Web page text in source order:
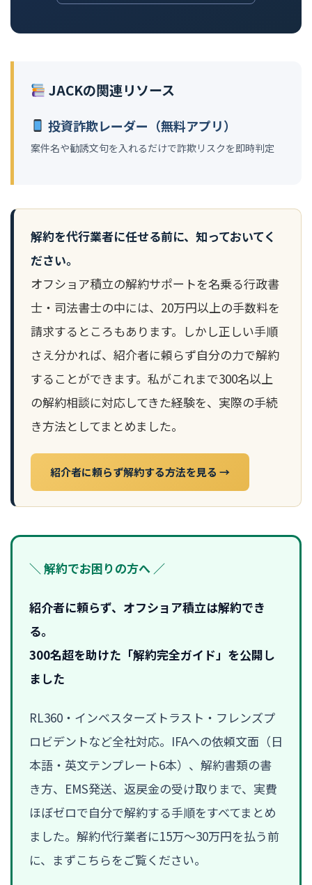
JACKの関連リソース
投資詐欺レーダー（無料アプリ）
案件名や勧誘文句を入れるだけで詐欺リスクを即時判定
解約を代行業者に任せる前に、知っておいてく
ださい。
オフショア積立の解約サポートを名乗る行政書
士・司法書士の中には、20万円以上の手数料を
請求するところもあります。しかし正しい手順
さえ分かれば、紹介者に頼らず自分の力で解約
することができます。私がこれまで300名以上
の解約相談に対応してきた経験を、実際の手続
き方法としてまとめました。
紹介者に頼らず解約する方法を見る →
＼ 解約でお困りの方へ ／
紹介者に頼らず、オフショア積立は解約でき
る。
300名超を助けた「解約完全ガイド」を公開し
ました
RL360・インベスターズトラスト・フレンズプ
ロビデントなど全社対応。IFAへの依頼文面（日
本語・英文テンプレート6本）、解約書類の書
き方、EMS発送、返戻金の受け取りまで、実費
ほぼゼロで自分で解約する手順をすべてまとめ
ました。解約代行業者に15万〜30万円を払う前
に、まずこちらをご覧ください。